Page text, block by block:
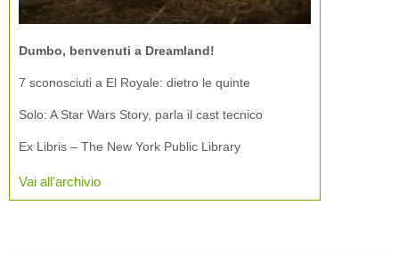
Dumbo, benvenuti a Dreamland!
7 sconosciuti a El Royale: dietro le quinte
Solo: A Star Wars Story, parla il cast tecnico
Ex Libris – The New York Public Library
Vai all'archivio